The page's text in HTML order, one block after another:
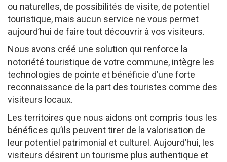
ou naturelles, de possibilités de visite, de potentiel
touristique, mais aucun service ne vous permet
aujourd’hui de faire tout découvrir à vos visiteurs.
Nous avons créé une solution qui renforce la
notoriété touristique de votre commune, intègre les
technologies de pointe et bénéficie d’une forte
reconnaissance de la part des touristes comme des
visiteurs locaux.
Les territoires que nous aidons ont compris tous les
bénéfices qu’ils peuvent tirer de la valorisation de
leur potentiel patrimonial et culturel. Aujourd’hui, les
visiteurs désirent un tourisme plus authentique et